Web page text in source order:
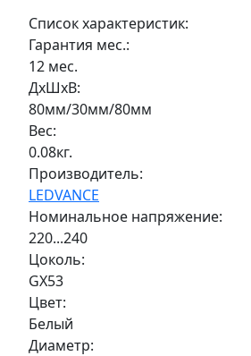
Список характеристик:
Гарантия мес.:
12 мес.
ДxШxВ:
80мм/30мм/80мм
Вес:
0.08кг.
Производитель:
LEDVANCE
Номинальное напряжение:
220...240
Цоколь:
GX53
Цвет:
Белый
Диаметр: